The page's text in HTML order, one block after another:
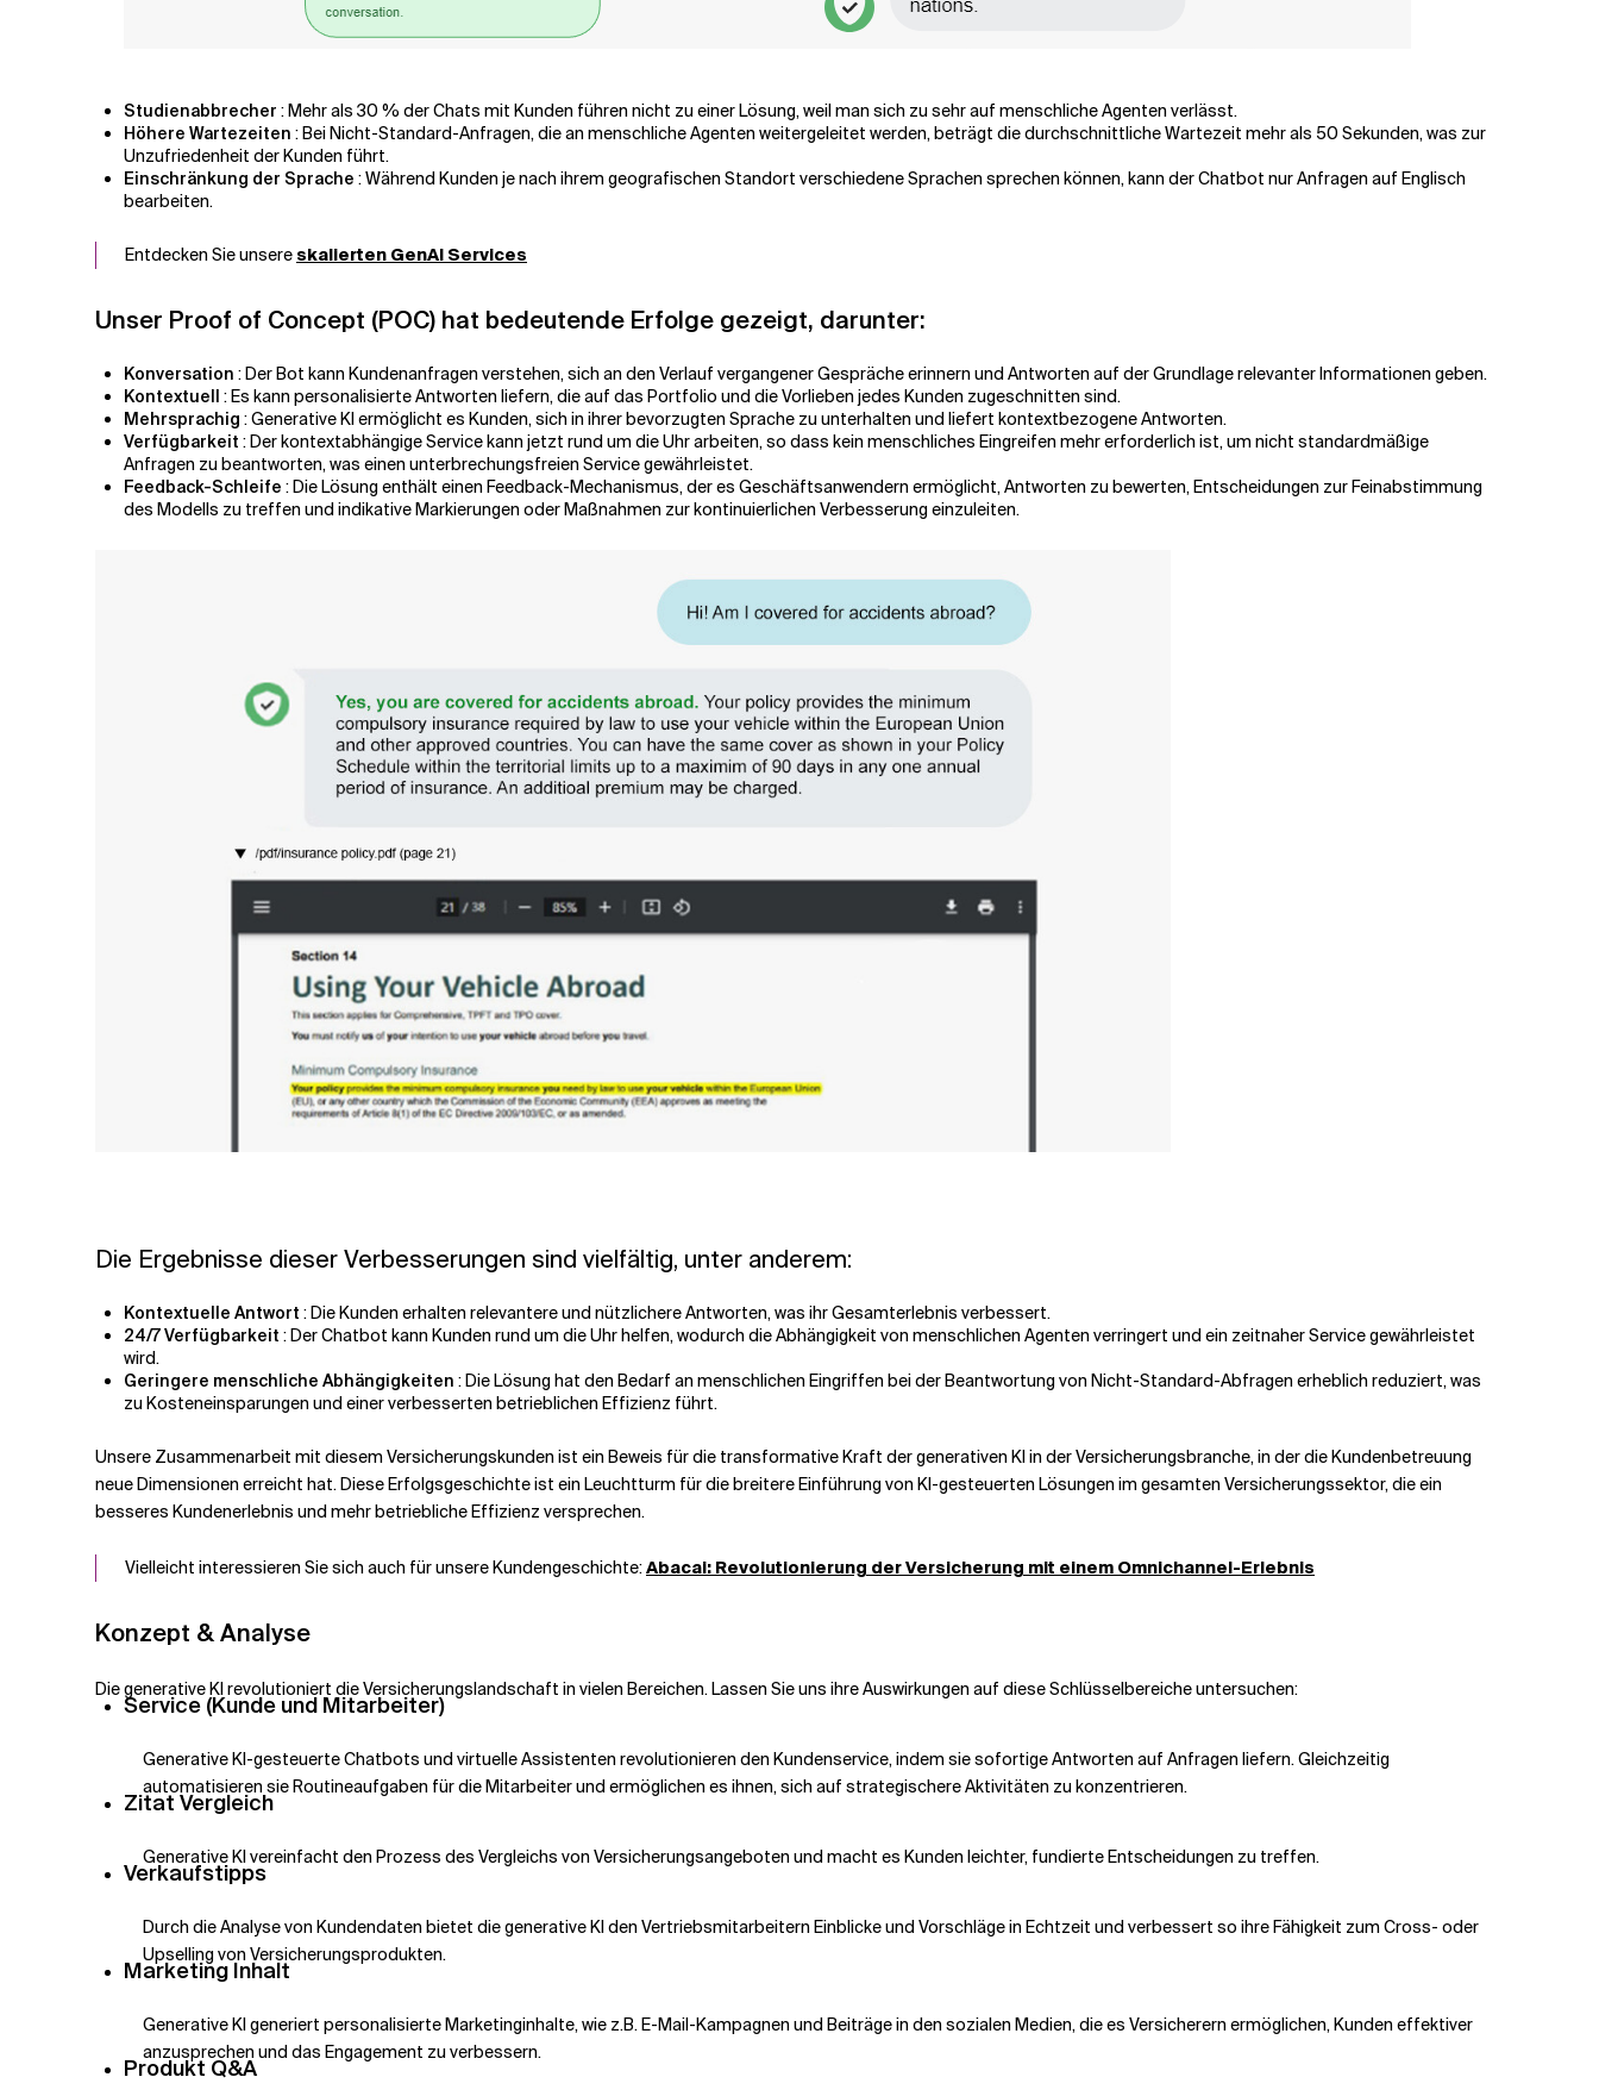
Studienabbrecher : Mehr als 30 % der Chats mit Kunden führen nicht zu einer Lösung, weil man sich zu sehr auf menschliche Agenten verlässt.
Höhere Wartezeiten : Bei Nicht-Standard-Anfragen, die an menschliche Agenten weitergeleitet werden, beträgt die durchschnittliche Wartezeit mehr als 50 Sekunden, was zur
Unzufriedenheit der Kunden führt.
Einschränkung der Sprache : Während Kunden je nach ihrem geografischen Standort verschiedene Sprachen sprechen können, kann der Chatbot nur Anfragen auf Englisch
bearbeiten.
Entdecken Sie unsere skalierten GenAI Services
Unser Proof of Concept (POC) hat bedeutende Erfolge gezeigt, darunter:
Konversation : Der Bot kann Kundenanfragen verstehen, sich an den Verlauf vergangener Gespräche erinnern und Antworten auf der Grundlage relevanter Informationen geben.
Kontextuell : Es kann personalisierte Antworten liefern, die auf das Portfolio und die Vorlieben jedes Kunden zugeschnitten sind.
Mehrsprachig : Generative KI ermöglicht es Kunden, sich in ihrer bevorzugten Sprache zu unterhalten und liefert kontextbezogene Antworten.
Verfügbarkeit : Der kontextabhängige Service kann jetzt rund um die Uhr arbeiten, so dass kein menschliches Eingreifen mehr erforderlich ist, um nicht standardmäßige
Anfragen zu beantworten, was einen unterbrechungsfreien Service gewährleistet.
Feedback-Schleife : Die Lösung enthält einen Feedback-Mechanismus, der es Geschäftsanwendern ermöglicht, Antworten zu bewerten, Entscheidungen zur Feinabstimmung
des Modells zu treffen und indikative Markierungen oder Maßnahmen zur kontinuierlichen Verbesserung einzuleiten.
Die Ergebnisse dieser Verbesserungen sind vielfältig, unter anderem:
Kontextuelle Antwort : Die Kunden erhalten relevantere und nützlichere Antworten, was ihr Gesamterlebnis verbessert.
24/7 Verfügbarkeit : Der Chatbot kann Kunden rund um die Uhr helfen, wodurch die Abhängigkeit von menschlichen Agenten verringert und ein zeitnaher Service gewährleistet
wird.
Geringere menschliche Abhängigkeiten : Die Lösung hat den Bedarf an menschlichen Eingriffen bei der Beantwortung von Nicht-Standard-Abfragen erheblich reduziert, was
zu Kosteneinsparungen und einer verbesserten betrieblichen Effizienz führt.
Unsere Zusammenarbeit mit diesem Versicherungskunden ist ein Beweis für die transformative Kraft der generativen KI in der Versicherungsbranche, in der die Kundenbetreuung
neue Dimensionen erreicht hat. Diese Erfolgsgeschichte ist ein Leuchtturm für die breitere Einführung von KI-gesteuerten Lösungen im gesamten Versicherungssektor, die ein
besseres Kundenerlebnis und mehr betriebliche Effizienz versprechen.
Vielleicht interessieren Sie sich auch für unsere Kundengeschichte:Abacai: Revolutionierung der Versicherung mit einem Omnichannel-Erlebnis
Konzept & Analyse
Die generative KI revolutioniert die Versicherungslandschaft in vielen Bereichen. Lassen Sie uns ihre Auswirkungen auf diese Schlüsselbereiche untersuchen:
Service (Kunde und Mitarbeiter)
Generative KI-gesteuerte Chatbots und virtuelle Assistenten revolutionieren den Kundenservice, indem sie sofortige Antworten auf Anfragen liefern. Gleichzeitig
automatisieren sie Routineaufgaben für die Mitarbeiter und ermöglichen es ihnen, sich auf strategischere Aktivitäten zu konzentrieren.
Zitat Vergleich
Generative KI vereinfacht den Prozess des Vergleichs von Versicherungsangeboten und macht es Kunden leichter, fundierte Entscheidungen zu treffen.
Verkaufstipps
Durch die Analyse von Kundendaten bietet die generative KI den Vertriebsmitarbeitern Einblicke und Vorschläge in Echtzeit und verbessert so ihre Fähigkeit zum Cross- oder
Upselling von Versicherungsprodukten.
Marketing Inhalt
Generative KI generiert personalisierte Marketinginhalte, wie z.B. E-Mail-Kampagnen und Beiträge in den sozialen Medien, die es Versicherern ermöglichen, Kunden effektiver
anzusprechen und das Engagement zu verbessern.
Produkt Q&A